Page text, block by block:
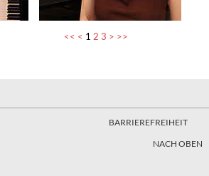
<< < 1 2 3 > >>
BARRIEREFREIHEIT
NACH OBEN